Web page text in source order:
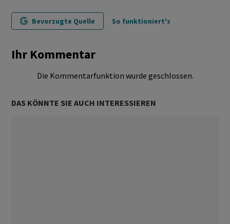
Bevorzugte Quelle So funktioniert's
Ihr Kommentar
Die Kommentarfunktion wurde geschlossen.
DAS KÖNNTE SIE AUCH INTERESSIEREN